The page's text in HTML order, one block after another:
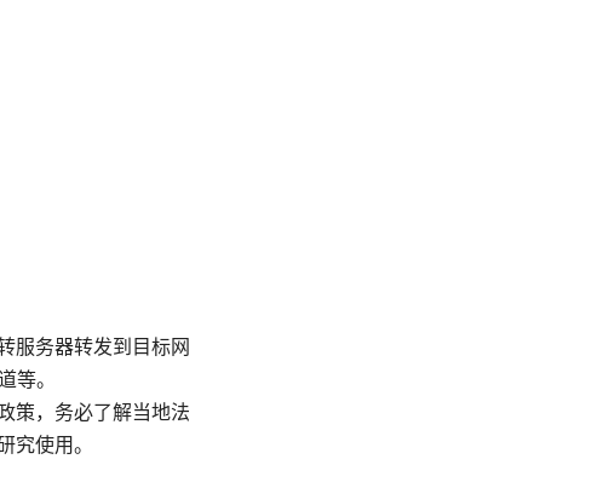
服务器转发到目标网
等。
策，务必了解当地法
使用。